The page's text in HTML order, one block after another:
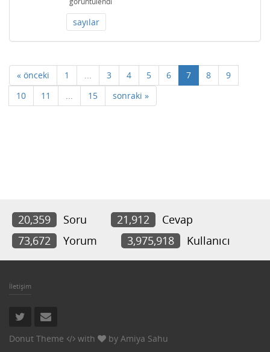
sayılar
« önceki 1 ... 3 4 5 6 7 8
9
10
11 ... 15 sonraki »
20,359 Soru 21,912
Cevap
73,672
Yorum 3,975,918 Kullanıcı
İletişim
Donut Theme with by Amiya Sahu